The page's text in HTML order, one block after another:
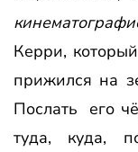
Керри,
прижился на
Послать его
туда, куда,